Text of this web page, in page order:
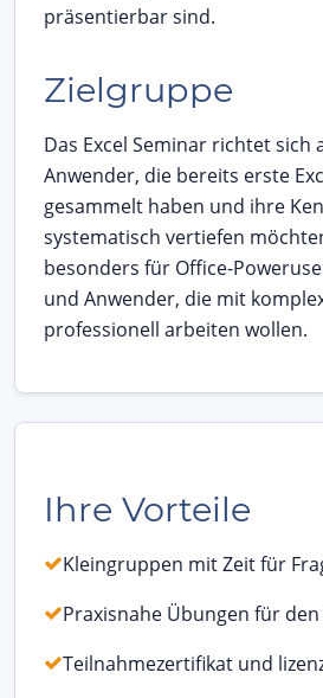
präsentierbar sind.
Zielgruppe
Das Excel Seminar richtet sich
Anwender, die bereits erste
gesammelt haben und ihre
systematisch vertiefen
besonders für Office-
und Anwender, die mit
professionell arbeiten wollen.
Ihre Vorteile
Kleingruppen mit Zeit für
Praxisnahe Übungen für
Teilnahmezertifikat und